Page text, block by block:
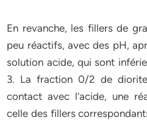
En revanche, les fillers de
peu réactifs, avec des pH,
solution acide, qui sont
3. La fraction 0/2 de
contact avec l’acide, une
celle des fillers